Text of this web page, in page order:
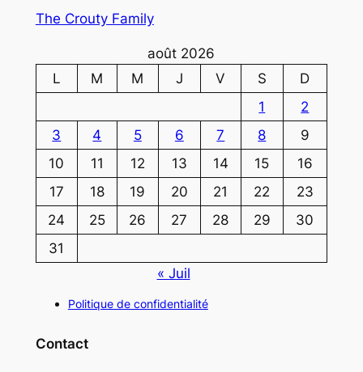
The Crouty Family
août 2026
L
M M J V S
D
1
2
3
4 5 6 7 8
9
10
11 12 13 14 15
16
17
18 19 20 21 22
23
24
25 26 27 28 29
30
31
« Juil
Politique de confidentialité
Contact